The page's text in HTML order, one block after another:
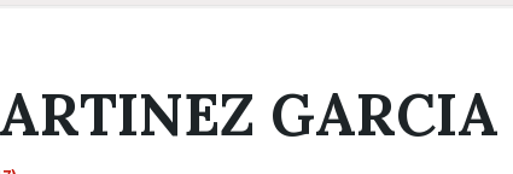
GARCIA